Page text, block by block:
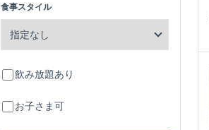
食事スタイル
飲み放題あり
お子さま可